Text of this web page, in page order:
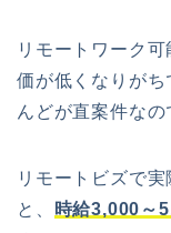
リモートワーク
価が低くなりがち
んどが直案件なの
リモートビズで
と、
時給3,000～